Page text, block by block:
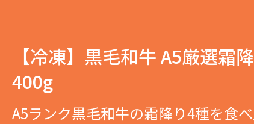
【冷凍】黒毛和牛 A5厳選霜
400g
A5ランク黒毛和牛の霜降り4種を食